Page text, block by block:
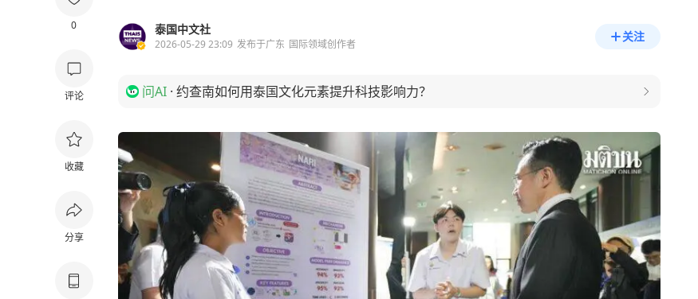
0
评论
收藏
分享
泰国中文社
2026-05-29 23:09 发布于广东 国际领域创作者
关注
问AI · 约查南如何用泰国文化元素提升科技影响力？